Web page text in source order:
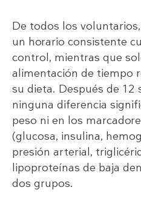
De todos los
un horario consistente
control, mientras que
alimentación de tiempo
su dieta. Después de 12
ninguna diferencia
peso ni en los
(glucosa, insulina,
presión arterial,
lipoproteínas de baja
dos grupos.